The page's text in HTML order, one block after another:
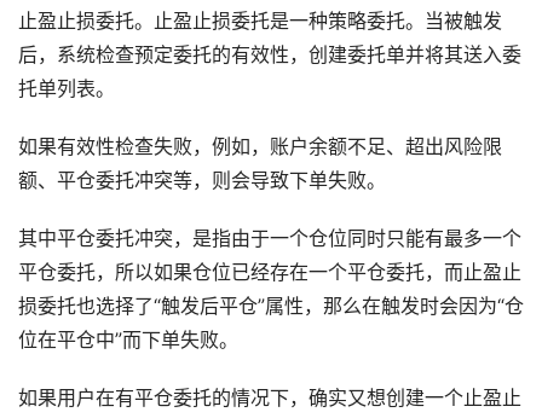
止盈止损委托。止盈止损委托是一种策略委托。当被触发
后，系统检查预定委托的有效性，创建委托单并将其送入委
托单列表。
如果有效性检查失败，例如，账户余额不足、超出风险限
额、平仓委托冲突等，则会导致下单失败。
其中平仓委托冲突，是指由于一个仓位同时只能有最多一个
平仓委托，所以如果仓位已经存在一个平仓委托，而止盈止
损委托也选择了“触发后平仓”属性，那么在触发时会因为“仓
位在平仓中”而下单失败。
如果用户在有平仓委托的情况下，确实又想创建一个止盈止